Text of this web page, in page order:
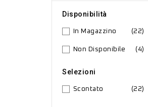
Disponibilità
In Magazzino (22)
Non Disponibile (4)
Selezioni
Scontato (22)